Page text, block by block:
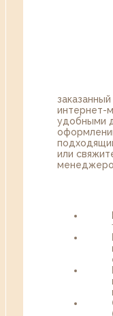
интернет-
удобными
или